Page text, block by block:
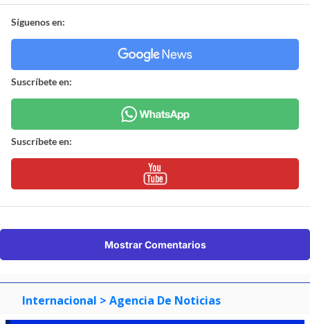
Síguenos en:
Suscríbete en:
Suscríbete en:
Mostrar Comentarios
Internacional > Agencia De Noticias